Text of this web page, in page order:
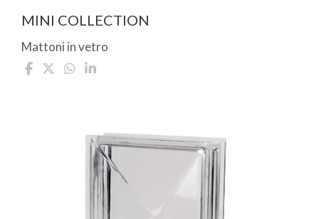
MINI COLLECTION
Mattoni in vetro